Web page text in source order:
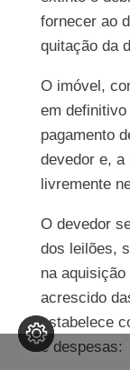
fornecer ao
quitação da
O imóvel,
em definitivo
pagamento
devedor e, a
livremente
O devedor
dos leilões,
na
acrescido
estabelece
e despesas: